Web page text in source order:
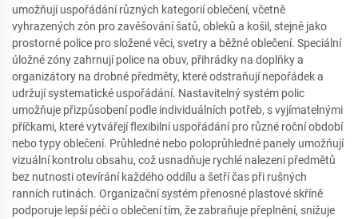
umožňují uspořádání různých kategorií oblečení, včetně
vyhrazených zón pro zavěšování šatů, obleků a košil, stejně jako
prostorné police pro složené věci, svetry a běžné oblečení. Speciální
úložné zóny zahrnují police na obuv, přihrádky na doplňky a
organizátory na drobné předměty, které odstraňují nepořádek a
udržují systematické uspořádání. Nastavitelný systém polic
umožňuje přizpůsobení podle individuálních potřeb, s vyjímatelnými
příčkami, které vytvářejí flexibilní uspořádání pro různé roční období
nebo typy oblečení. Průhledné nebo poloprůhledné panely umožňují
vizuální kontrolu obsahu, což usnadňuje rychlé nalezení předmětů
bez nutnosti otevírání každého oddílu a šetří čas při rušných
ranních rutinách. Organizační systém přenosné plastové skříně
podporuje lepší péči o oblečení tím, že zabraňuje přeplnění, snižuje